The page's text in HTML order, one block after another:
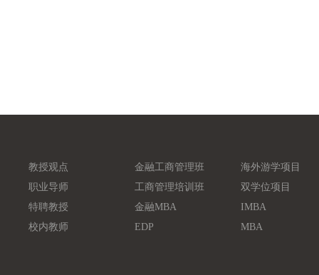
教授观点 金融工商管理班
海外游学项目
职业导师
工商管理培训班
双学位项目
特聘教授
金融MBA
IMBA
校内教师
EDP MBA